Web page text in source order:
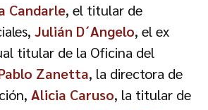
Candarle, el titular de
Julián D´Angelo, el ex
titular de la Oficina del
Zanetta, la directora de
Alicia Caruso, la titular de